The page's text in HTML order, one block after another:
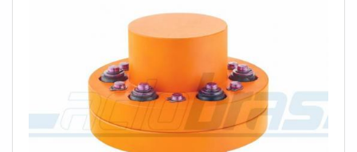
geração, tudo para garantir acoplamentos tipo pino
com precisão.Há muitas maneiras eficientes de
excelência e destaque em sua área de atuação. A
Aciobras Acoplamentos se mostra referência por
ter: Mais de 30 anos de experiência no ramo;
Equipamentos de última geração; Estrutura
suficiente para atender todas as demandas; Sede